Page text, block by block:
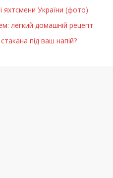
яхтсмени України (фото)
легкий домашній рецепт
під ваш напій?